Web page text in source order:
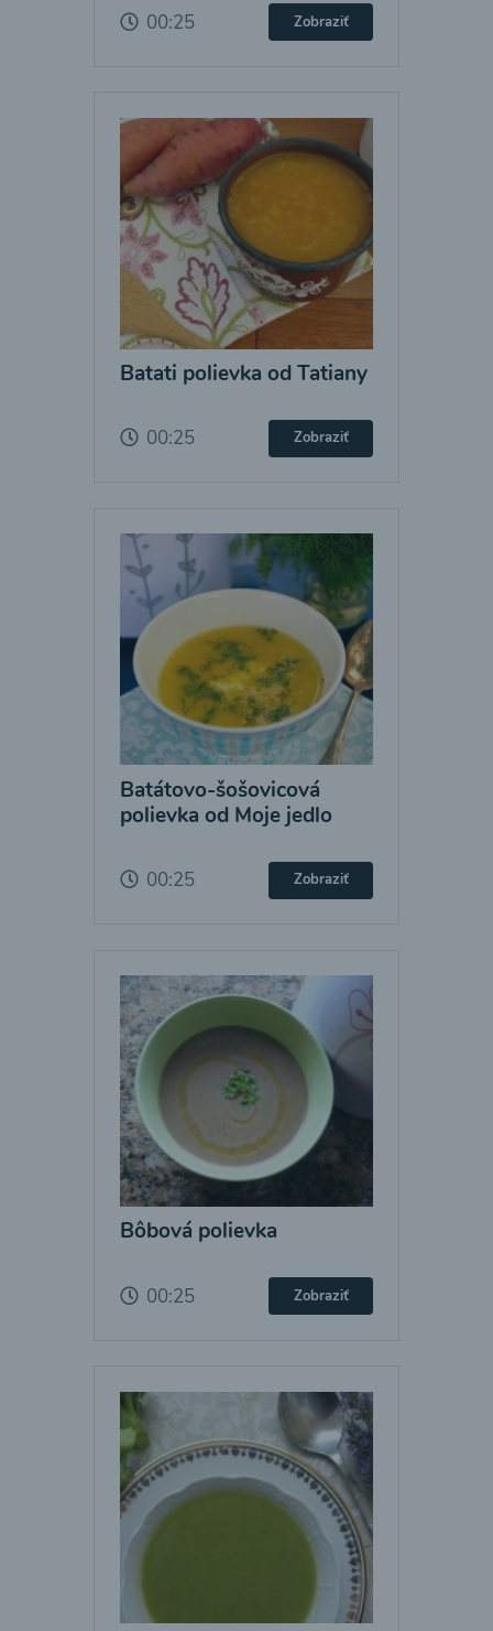
00:25 Zobraziť
Batati polievka od Tatiany
00:25 Zobraziť
Batátovo-šošovicová
polievka od Moje jedlo
00:25 Zobraziť
Bôbová polievka
00:25 Zobraziť